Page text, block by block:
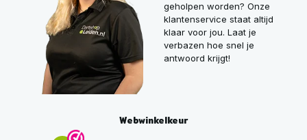
geholpen worden? Onze
klantenservice staat altijd
klaar voor jou. Laat je
verbazen hoe snel je
antwoord krijgt!
Webwinkelkeur